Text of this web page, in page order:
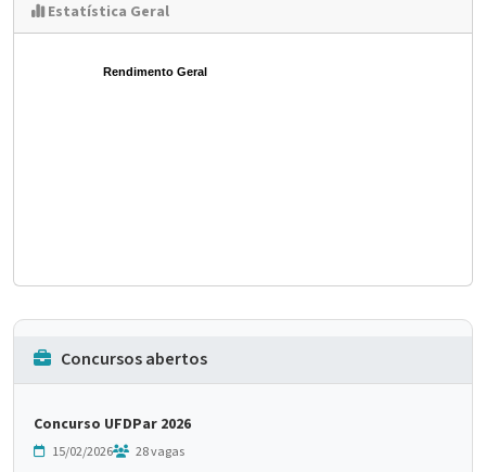
Estatística Geral
Rendimento Geral
Concursos abertos
Concurso UFDPar 2026
15/02/2026 28 vagas